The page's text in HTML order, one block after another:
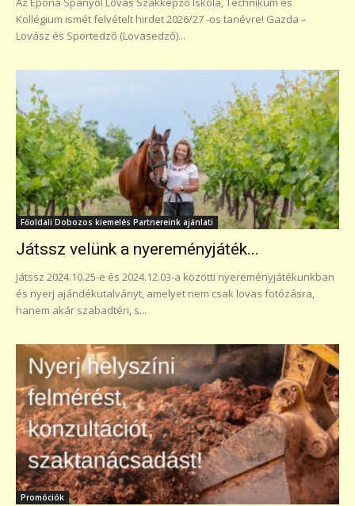
Kollégium ismét felvételt hirdet 2026/27 -os tanévre! Gazda –
Lovász és Sportedző (Lovasedző)...
Főoldali Dobozos kiemelés Partnereink ajánlati
Játssz velünk a nyereményjáték...
Játssz 2024.10.25-e és 2024.12.03-a közötti nyereményjátékunkban
és nyerj ajándékutalványt, amelyet nem csak lovas fotózásra,
hanem akár szabadtéri, s...
Promóciók